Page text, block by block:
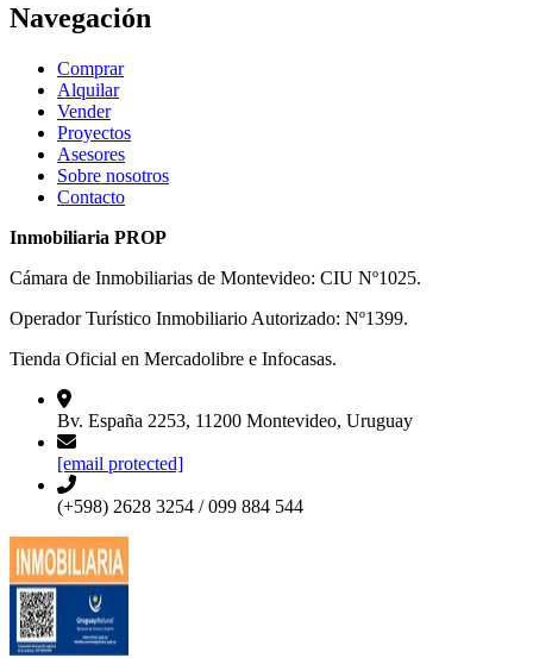
Navegación
Comprar
Alquilar
Vender
Proyectos
Asesores
Sobre nosotros
Contacto
Inmobiliaria PROP
Cámara de Inmobiliarias de Montevideo: CIU Nº1025.
Operador Turístico Inmobiliario Autorizado: Nº1399.
Tienda Oficial en Mercadolibre e Infocasas.
Bv. España 2253, 11200 Montevideo, Uruguay
[email protected]
(+598) 2628 3254 / 099 884 544